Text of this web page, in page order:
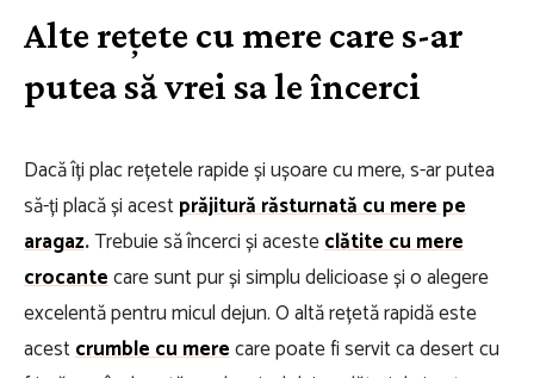
Alte rețete cu mere care s-ar
putea să vrei sa le încerci
Dacă îți plac rețetele rapide și ușoare cu mere, s-ar putea
să-ți placă și acestprăjitură răsturnată cu mere pe
aragaz.Trebuie să încerci și acesteclătite cu mere
crocantecare sunt pur și simplu delicioase și o alegere
excelentă pentru micul dejun. O altă rețetă rapidă este
acestcrumble cu merecare poate fi servit ca desert cu